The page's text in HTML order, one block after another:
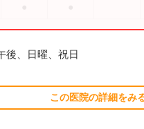
後、日曜、祝日
この医院の詳細をみ